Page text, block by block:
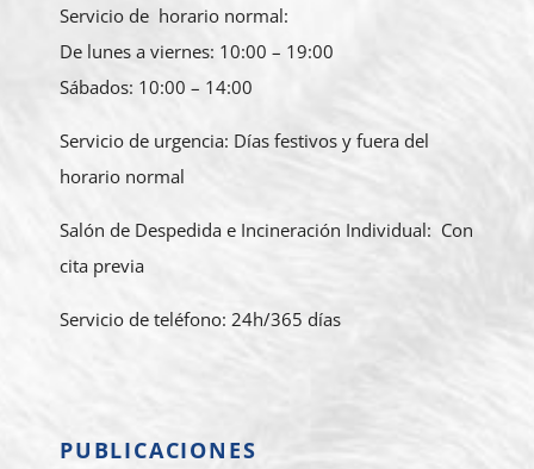
Servicio de horario normal:
De lunes a viernes: 10:00 – 19:00
Sábados: 10:00 – 14:00
Servicio de urgencia: Días festivos y fuera del
horario normal
Salón de Despedida e Incineración Individual: Con
cita previa
Servicio de teléfono: 24h/365 días
PUBLICACIONES